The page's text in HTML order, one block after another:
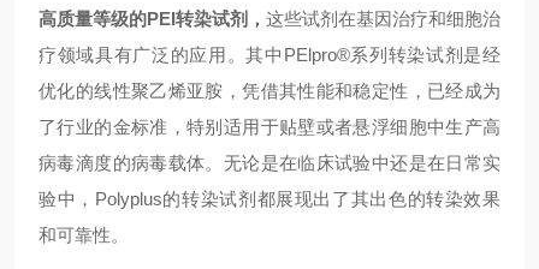
高质量等级的PEI转染试剂， 这些试剂在基因治疗和细胞治
疗领域具有广泛的应用。其中PElpro®系列转染试剂是经
优化的线性聚乙烯亚胺，凭借其性能和稳定性，已经成为
了行业的金标准，特别适用于贴壁或者悬浮细胞中生产高
病毒滴度的病毒载体。无论是在临床试验中还是在日常实
验中，Polyplus的转染试剂都展现出了其出色的转染效果
和可靠性。